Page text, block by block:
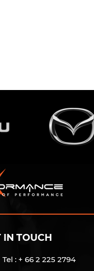
IN TOUCH
Tel : + 66 2 225 2794